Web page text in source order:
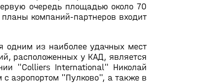
очередь площадью около 70
компаний-партнеров входит
одним из наиболее удачных мест
расположенных у КАД, является
"Colliers International" Николай
аэропортом "Пулково", а также в